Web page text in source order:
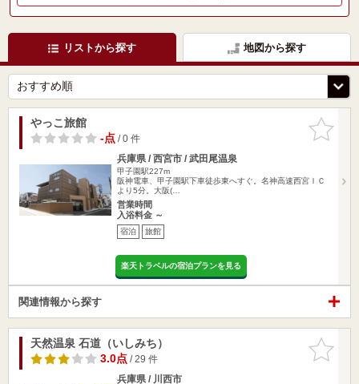
リストから探す 地図から探す
お気に入
りに追加
やっこ旅館
-点/ 0 件
兵庫県 / 西宮市 / 武田尾温泉
甲子園駅227m
阪神電車、甲子園駅下車徒歩東へすぐ。名神高速西宮ＩＣ
より5分。大阪(…
営業時間
入浴料金 ～
宿泊 旅館
楽天トラベルの宿泊プランを見る
関連情報から探す
お気に入
りに追加
天然温泉 石道（いしみち）
3.0点/ 29 件
兵庫県 / 川西市